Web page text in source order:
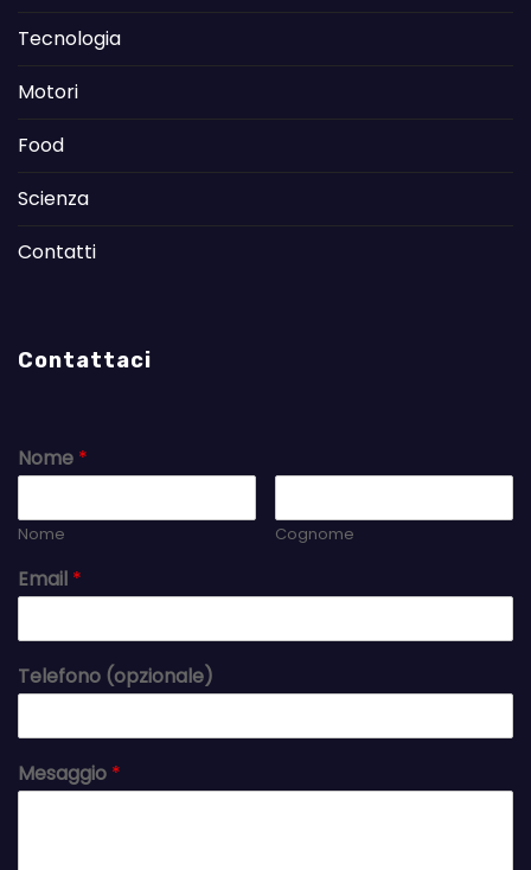
Tecnologia
Motori
Food
Scienza
Contatti
Contattaci
Nome *
Nome Cognome
Email *
Telefono (opzionale)
Mesaggio *